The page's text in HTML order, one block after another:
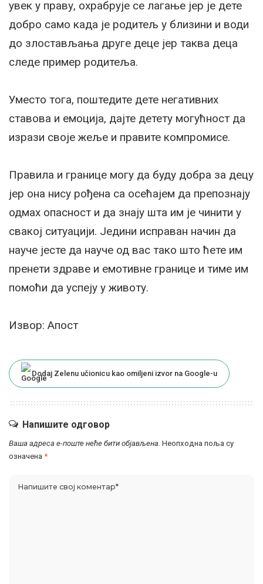
увек у праву, охрабрује се лагање јер је дете
добро само када је родитељ у близини и води
до злостављања друге деце јер таква деца
следе пример родитеља.
Уместо тога, поштедите дете негативних
ставова и емоција, дајте детету могућност да
изрази своје жеље и правите компромисе.
Правила и границе могу да буду добра за децу
јер она нису рођена са осећајем да препознају
одмах опасност и да знају шта им је чинити у
свакој ситуацији. Једини исправан начин да
науче јесте да науче од вас тако што ћете им
пренети здраве и емотивне границе и тиме им
помоћи да успеју у животу.
Извор: Апост
Dodaj Zelenu učionicu kao omiljeni izvor na Google-u
Напишите одговор
Ваша адреса е-поште неће бити објављена. Неопходна поља су
означена *